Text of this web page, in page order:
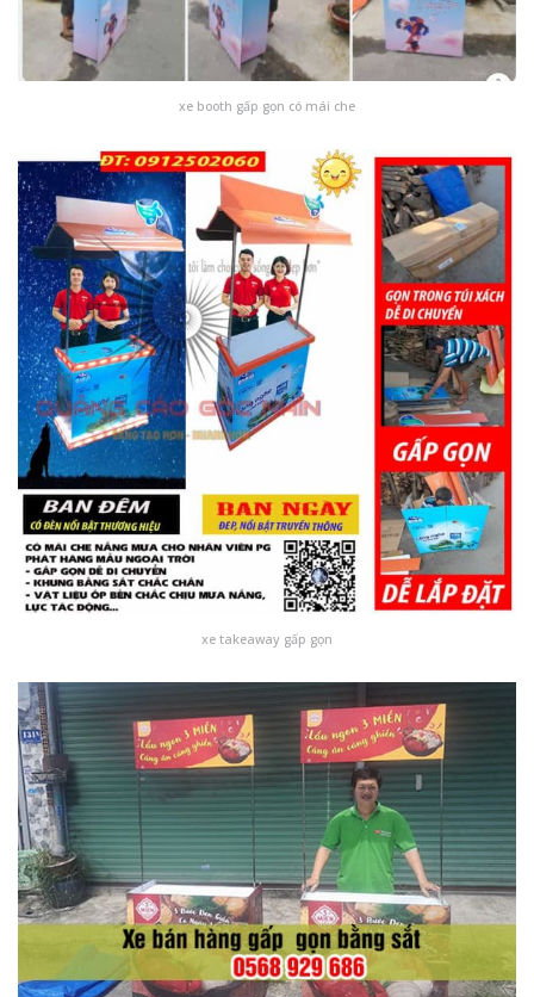
xe booth gấp gọn có mái che
xe takeaway gấp gọn